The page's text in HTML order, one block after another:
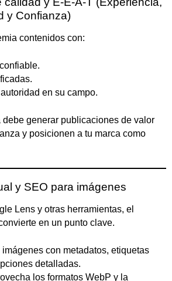
y Confianza)
contenidos con:
en su campo.
debe generar publicaciones de valor
y posicionen a tu marca como
y SEO para imágenes
Lens y otras herramientas, el
en un punto clave.
con metadatos, etiquetas
detalladas.
los formatos WebP y la